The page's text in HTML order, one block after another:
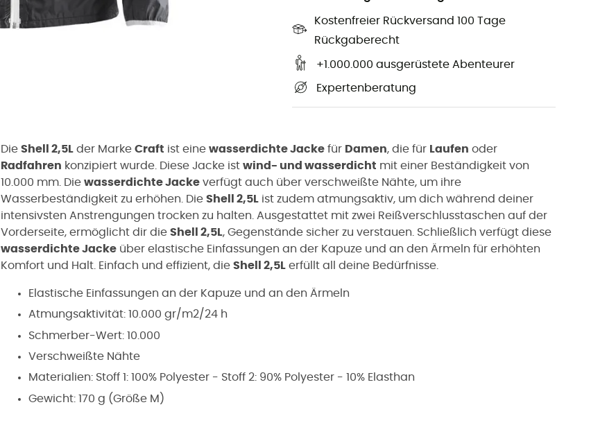
Kostenfreier Rückversand 100 Tage
Rückgaberecht
+1.000.000 ausgerüstete Abenteurer
Expertenberatung
Die Shell 2,5L der Marke Craft ist eine wasserdichte Jacke für Damen, die für Laufen oder
Radfahren konzipiert wurde. Diese Jacke ist wind- und wasserdicht mit einer Beständigkeit von
10.000 mm. Die wasserdichte Jacke verfügt auch über verschweißte Nähte, um ihre
Wasserbeständigkeit zu erhöhen. Die Shell 2,5L ist zudem atmungsaktiv, um dich während deiner
intensivsten Anstrengungen trocken zu halten. Ausgestattet mit zwei Reißverschlusstaschen auf der
Vorderseite, ermöglicht dir die Shell 2,5L, Gegenstände sicher zu verstauen. Schließlich verfügt diese
wasserdichte Jacke über elastische Einfassungen an der Kapuze und an den Ärmeln für erhöhten
Komfort und Halt. Einfach und effizient, die Shell 2,5L erfüllt all deine Bedürfnisse.
Elastische Einfassungen an der Kapuze und an den Ärmeln
Atmungsaktivität: 10.000 gr/m2/24 h
Schmerber-Wert: 10.000
Verschweißte Nähte
Materialien: Stoff 1: 100% Polyester - Stoff 2: 90% Polyester - 10% Elasthan
Gewicht: 170 g (Größe M)